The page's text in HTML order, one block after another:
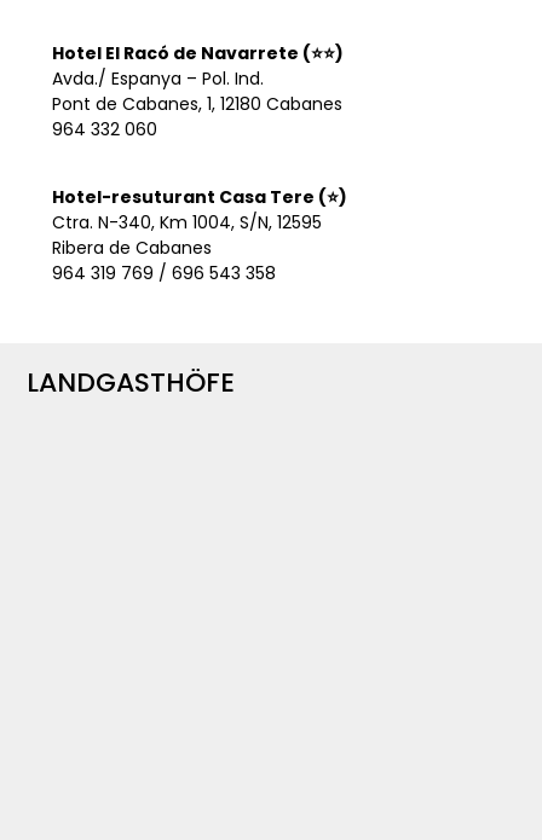
Hotel El Racó de Navarrete (⭐⭐)
Avda./ Espanya – Pol. Ind.
Pont de Cabanes, 1, 12180 Cabanes
964 332 060
Hotel-resuturant Casa Tere (⭐)
Ctra. N-340, Km 1004, S/N, 12595
Ribera de Cabanes
964 319 769 / 696 543 358
LANDGASTHÖFE